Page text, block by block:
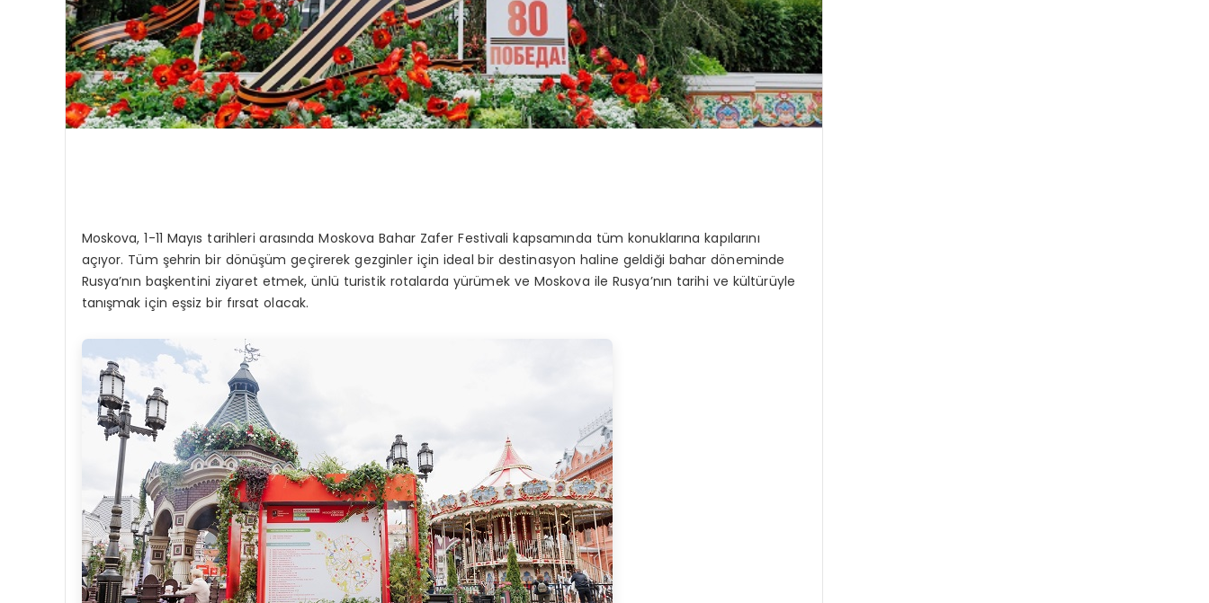
Moskova, 1-11 Mayıs tarihleri arasında Moskova Bahar Zafer Festivali kapsamında tüm konuklarına kapılarını
açıyor. Tüm şehrin bir dönüşüm geçirerek gezginler için ideal bir destinasyon haline geldiği bahar döneminde
Rusya’nın başkentini ziyaret etmek, ünlü turistik rotalarda yürümek ve Moskova ile Rusya’nın tarihi ve kültürüyle
tanışmak için eşsiz bir fırsat olacak.